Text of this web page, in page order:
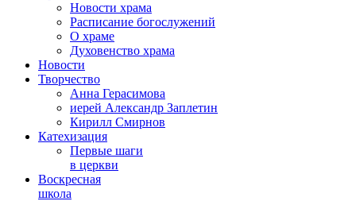
Новости храма
Расписание богослужений
О храме
Духовенство храма
Новости
Творчество
Анна Герасимова
иерей Александр Заплетин
Кирилл Смирнов
Катехизация
Первые шаги
в церкви
Воскресная
школа